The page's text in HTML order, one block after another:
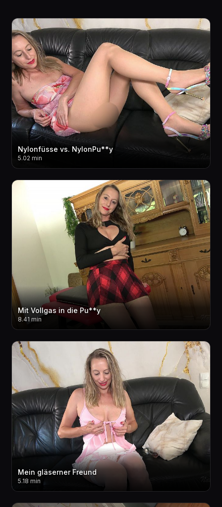
Nylonfüsse vs. NylonPu**y
5.02 min
Mit Vollgas in die Pu**y
8.41 min
Mein gläserner Freund
5.18 min